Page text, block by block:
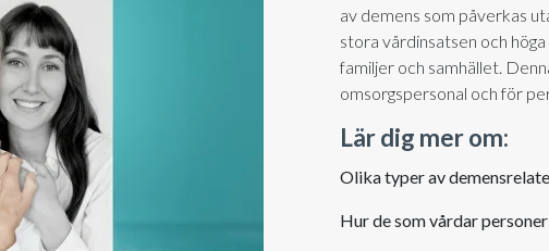
av demens som påverkas
stora vårdinsatsen och
familjer och samhället.
omsorgspersonal och för
Lär dig mer om:
Olika typer av
Hur de som vårdar